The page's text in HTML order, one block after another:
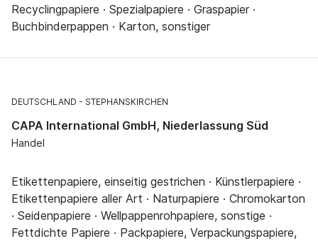
Recyclingpapiere · Spezialpapiere · Graspapier ·
Buchbinderpappen · Karton, sonstiger
DEUTSCHLAND STEPHANSKIRCHEN
CAPA International GmbH, Niederlassung Süd
Handel
Etikettenpapiere, einseitig gestrichen · Künstlerpapiere ·
Etikettenpapiere aller Art · Naturpapiere · Chromokarton
· Seidenpapiere · Wellpappenrohpapiere, sonstige ·
Fettdichte Papiere · Packpapiere, Verpackungspapiere,